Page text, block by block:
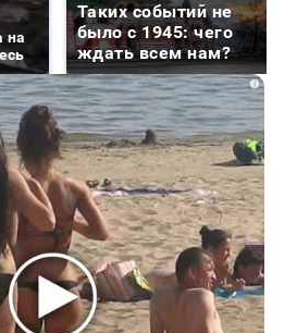
на
Таких событий не
было с 1945: чего
ждать всем нам?
i